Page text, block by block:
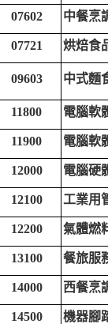
07602 中餐烹
07721 烘焙食
09603 中式麵
11800 電腦軟
11900 電腦軟
12000 電腦硬
12100 工業用
12200 氣體燃
13100 餐旅服
14000 西餐烹
14500 機器腳